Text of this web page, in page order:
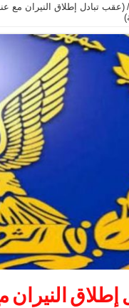
/ (عقب تبادل إطلاق النيران
إطلاق